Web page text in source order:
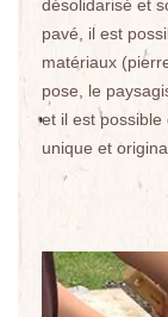
désolidarisé et
pavé, il est
matériaux
pose, le
et il est
unique et